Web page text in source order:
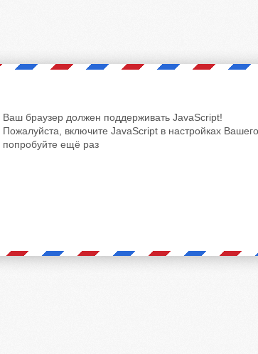
Ваш браузер должен поддерживать JavaScript!
Пожалуйста, включите JavaScript в настройках
попробуйте ещё раз